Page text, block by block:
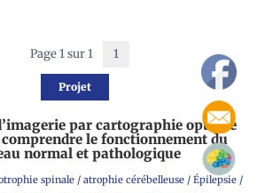
Page 1 sur 1 1
Projet
par cartographie optique
le fonctionnement du
normal et pathologique
spinale/ atrophie cérébelleuse/ Épilepsie/